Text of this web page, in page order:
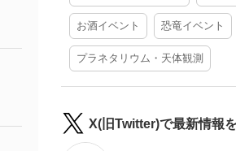
お酒イベント 恐竜イベント
プラネタリウム・天体観測
X(旧Twitter)で最新情報